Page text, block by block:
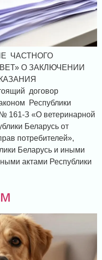
ЧАСТНОГО
О ЗАКЛЮЧЕНИИ
договор
Республики
161-З «О ветеринарной
Беларусь от
потребителей»,
Беларусь и иными
актами Республики